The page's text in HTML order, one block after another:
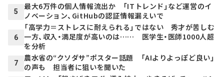
5
最大6万件の個人情報流出か 「ITトレンド」など運営のイ
ノベーション、GitHubの認証情報漏えいで
6
「高学力＝ストレスに耐えられる」ではない 秀才が苦しむ
一方、収入・満足度が高いのは…… 医学生・医師1000人超
を分析
7
農水省の“クソダサ”ポスター話題 「AIよりよっぽど良い」
の声も 担当者に狙いを聞いた